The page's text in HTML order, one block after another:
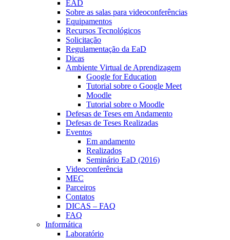
EAD
Sobre as salas para videoconferências
Equipamentos
Recursos Tecnológicos
Solicitação
Regulamentação da EaD
Dicas
Ambiente Virtual de Aprendizagem
Google for Education
Tutorial sobre o Google Meet
Moodle
Tutorial sobre o Moodle
Defesas de Teses em Andamento
Defesas de Teses Realizadas
Eventos
Em andamento
Realizados
Seminário EaD (2016)
Videoconferência
MEC
Parceiros
Contatos
DICAS – FAQ
FAQ
Informática
Laboratório